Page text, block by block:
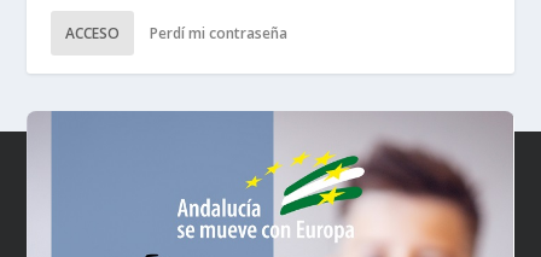
ACCESO Perdí mi contraseña